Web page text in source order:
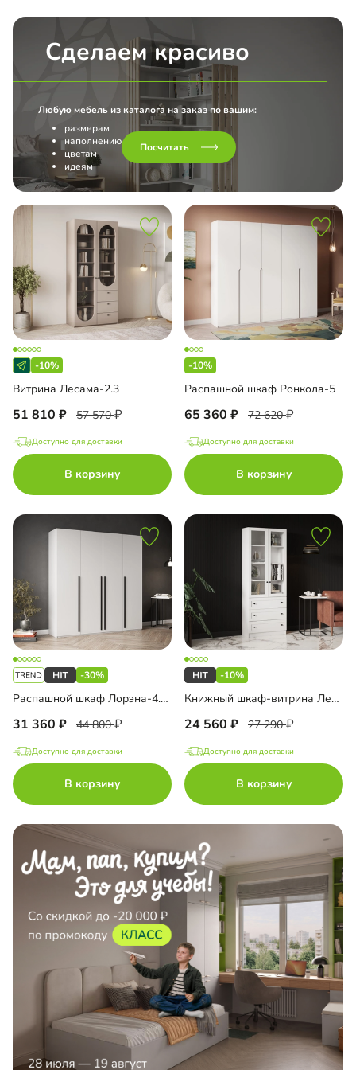
Сделаем красиво
Любую мебель из каталога на заказ по вашим:
размерам
наполнению
цветам
идеям
Посчитать
-10%
Витрина Лесама-2.3
51 810 57 570
Доступно для доставки
В корзину
-10%
Распашной шкаф Ронкола-5
65 360 72 620
Доступно для доставки
В корзину
-30%
Распашной шкаф Лорэна-4.1 4-дверный
31 360 44 800
Доступно для доставки
В корзину
-10%
Книжный шкаф-витрина Лестер-7 с ящиками
24 560 27 290
Доступно для доставки
В корзину